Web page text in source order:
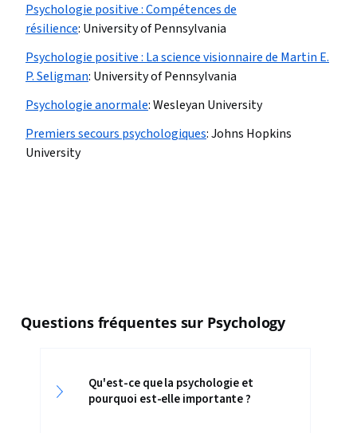
Psychologie positive : Compétences de
résilience: University of Pennsylvania
Psychologie positive : La science visionnaire de Martin E.
P. Seligman: University of Pennsylvania
Psychologie anormale:Wesleyan University
Premiers secours psychologiques:Johns Hopkins
University
Questions fréquentes sur Psychology
Qu'est-ce que la psychologie et
pourquoi est-elle importante ?